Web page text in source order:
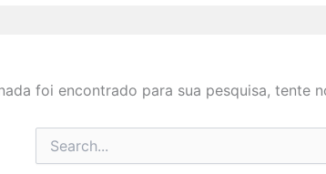
foi encontrado para sua pesquisa, tente
Pesquisar
por: